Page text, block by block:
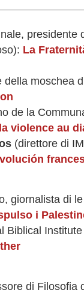
presidente
La
della moschea
de la
violence au
(direttore di
giornalista di
i
Biblical
di Filosofia